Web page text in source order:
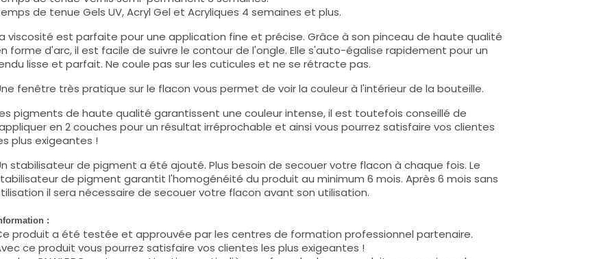
de tenue Gels UV, Acryl Gel et Acryliques 4 semaines et plus.
viscosité est parfaite pour une application fine et précise. Grâce à son pinceau de haute qualité
forme d'arc, il est facile de suivre le contour de l'ongle. Elle s'auto-égalise rapidement pour un
lisse et parfait. Ne coule pas sur les cuticules et ne se rétracte pas.
fenêtre très pratique sur le flacon vous permet de voir la couleur à l'intérieur de la bouteille.
pigments de haute qualité garantissent une couleur intense, il est toutefois conseillé de
en 2 couches pour un résultat irréprochable et ainsi vous pourrez satisfaire vos clientes
plus exigeantes !
stabilisateur de pigment a été ajouté. Plus besoin de secouer votre flacon à chaque fois. Le
de pigment garantit l'homogénéité du produit au minimum 6 mois. Après 6 mois sans
il sera nécessaire de secouer votre flacon avant son utilisation.
:
produit a été testée et approuvée par les centres de formation professionnel partenaire.
ce produit vous pourrez satisfaire vos clientes les plus exigeantes !